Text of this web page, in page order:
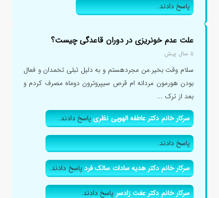
پاسخ دادند.
علت عدم خونریزی در دوران قاعدگی چیست؟
۵ سال پیش
سلام وقت بخیر.من مجردهستم و به دلیل تبلی تخمدان و فعال
بودن هورمون مردانه ام قرص سیپروترون دوماه مصرف کردم و
بعد از ترک ...
سرکار خانم دکتر عاطفه الهویی نظریپاسخ دادند.
پاسخ دادند.
سرکار خانم دکتر هدیه سادات سالک فردپاسخ دادند.
سرکار خانم دکتر عفت زادسرپاسخ دادند.